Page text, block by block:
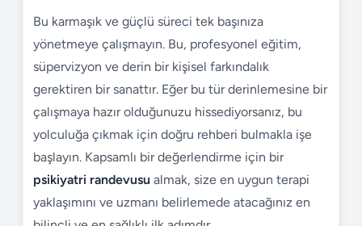
Bu karmaşık ve güçlü süreci tek başınıza
yönetmeye çalışmayın. Bu, profesyonel eğitim,
süpervizyon ve derin bir kişisel farkındalık
gerektiren bir sanattır. Eğer bu tür derinlemesine bir
çalışmaya hazır olduğunuzu hissediyorsanız, bu
yolculuğa çıkmak için doğru rehberi bulmakla işe
başlayın. Kapsamlı bir değerlendirme için bir
psikiyatri randevusu almak, size en uygun terapi
yaklaşımını ve uzmanı belirlemede atacağınız en